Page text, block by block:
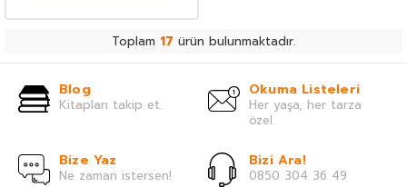
Toplam 17 ürün bulunmaktadır.
Blog
Kitapları takip et.
Okuma Listeleri
Her yaşa, her tarza
özel.
Bize Yaz
Ne zaman istersen!
Bizi Ara!
0850 304 36 49